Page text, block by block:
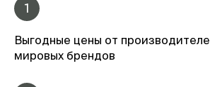
1
Выгодные цены от
мировых брендов